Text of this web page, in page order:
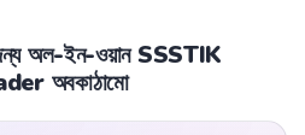
অল-ইন-ওয়ান SSSTIK
অবকাঠামো